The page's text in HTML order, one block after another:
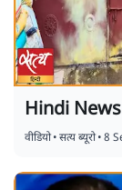
Hindi News
वीडियो•सत्य ब्यूरो•8